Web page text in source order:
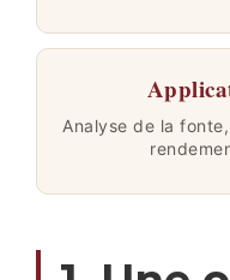
Analyse de la